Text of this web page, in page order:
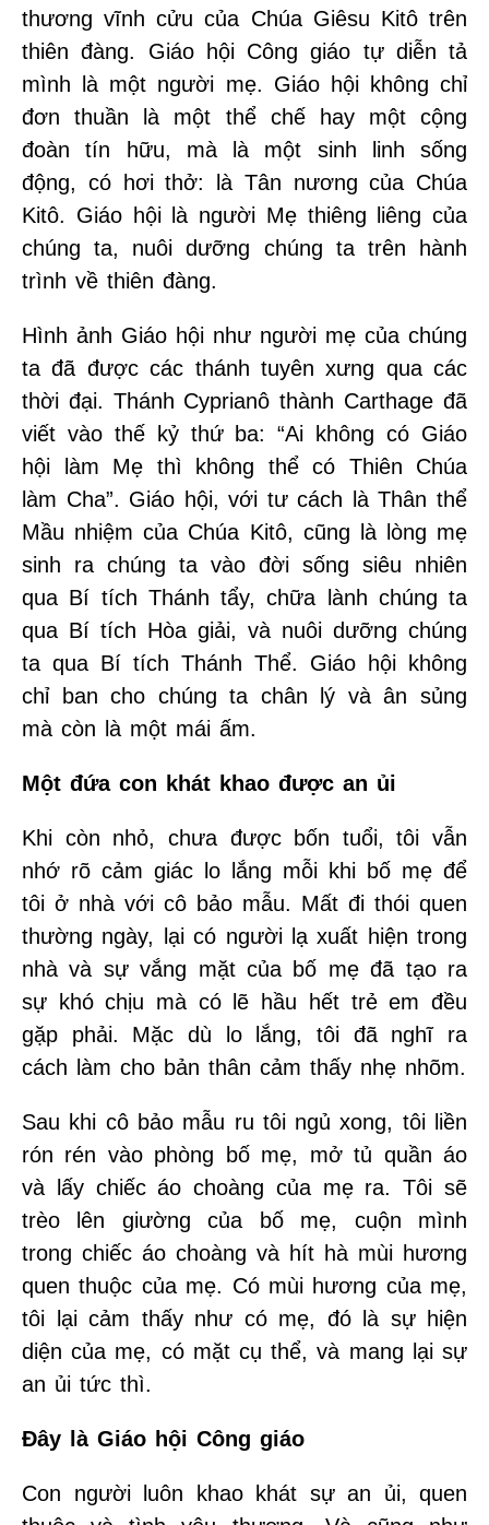
thương vĩnh cửu của Chúa Giêsu Kitô trên
thiên đàng. Giáo hội Công giáo tự diễn tả
mình là một người mẹ. Giáo hội không chỉ
đơn thuần là một thể chế hay một cộng
đoàn tín hữu, mà là một sinh linh sống
động, có hơi thở: là Tân nương của Chúa
Kitô. Giáo hội là người Mẹ thiêng liêng của
chúng ta, nuôi dưỡng chúng ta trên hành
trình về thiên đàng.
Hình ảnh Giáo hội như người mẹ của chúng
ta đã được các thánh tuyên xưng qua các
thời đại. Thánh Cyprianô thành Carthage đã
viết vào thế kỷ thứ ba: “Ai không có Giáo
hội làm Mẹ thì không thể có Thiên Chúa
làm Cha”. Giáo hội, với tư cách là Thân thể
Mầu nhiệm của Chúa Kitô, cũng là lòng mẹ
sinh ra chúng ta vào đời sống siêu nhiên
qua Bí tích Thánh tẩy, chữa lành chúng ta
qua Bí tích Hòa giải, và nuôi dưỡng chúng
ta qua Bí tích Thánh Thể. Giáo hội không
chỉ ban cho chúng ta chân lý và ân sủng
mà còn là một mái ấm.
Một đứa con khát khao được an ủi
Khi còn nhỏ, chưa được bốn tuổi, tôi vẫn
nhớ rõ cảm giác lo lắng mỗi khi bố mẹ để
tôi ở nhà với cô bảo mẫu. Mất đi thói quen
thường ngày, lại có người lạ xuất hiện trong
nhà và sự vắng mặt của bố mẹ đã tạo ra
sự khó chịu mà có lẽ hầu hết trẻ em đều
gặp phải. Mặc dù lo lắng, tôi đã nghĩ ra
cách làm cho bản thân cảm thấy nhẹ nhõm.
Sau khi cô bảo mẫu ru tôi ngủ xong, tôi liền
rón rén vào phòng bố mẹ, mở tủ quần áo
và lấy chiếc áo choàng của mẹ ra. Tôi sẽ
trèo lên giường của bố mẹ, cuộn mình
trong chiếc áo choàng và hít hà mùi hương
quen thuộc của mẹ. Có mùi hương của mẹ,
tôi lại cảm thấy như có mẹ, đó là sự hiện
diện của mẹ, có mặt cụ thể, và mang lại sự
an ủi tức thì.
Đây là Giáo hội Công giáo
Con người luôn khao khát sự an ủi, quen